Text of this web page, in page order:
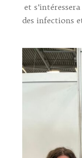
et
des infections